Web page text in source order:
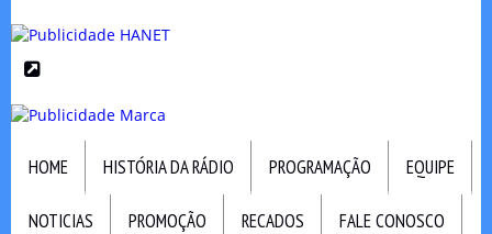
HOME HISTÓRIA DA RÁDIO PROGRAMAÇÃO EQUIPE
NOTICIAS PROMOÇÃO RECADOS FALE CONOSCO